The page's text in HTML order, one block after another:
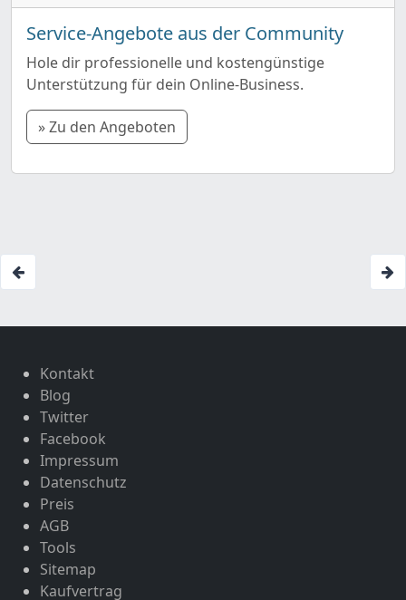
Service-Angebote aus der Community
Hole dir professionelle und kostengünstige
Unterstützung für dein Online-Business.
» Zu den Angeboten
Kontakt
Blog
Twitter
Facebook
Impressum
Datenschutz
Preis
AGB
Tools
Sitemap
Kaufvertrag